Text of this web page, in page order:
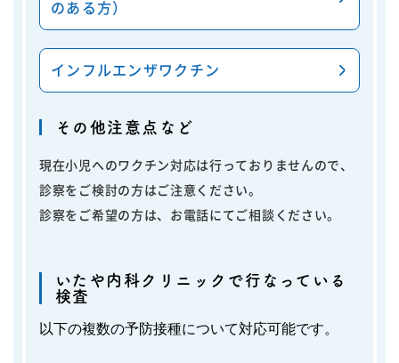
のある方）
インフルエンザワクチン
その他注意点など
現在小児へのワクチン対応は行っておりませんので、
診察をご検討の方はご注意ください。
診察をご希望の方は、お電話にてご相談ください。
いたや内科クリニックで行なっている
検査
以下の複数の予防接種について対応可能です。